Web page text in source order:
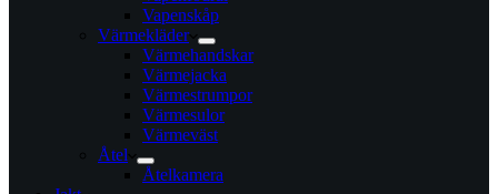
Vapenskåp
Värmekläder
Värmehandskar
Värmejacka
Värmestrumpor
Värmesulor
Värmeväst
Åtel
Åtelkamera